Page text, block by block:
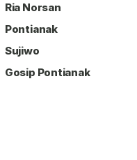
Ria Norsan
Pontianak
Sujiwo
Gosip Pontianak